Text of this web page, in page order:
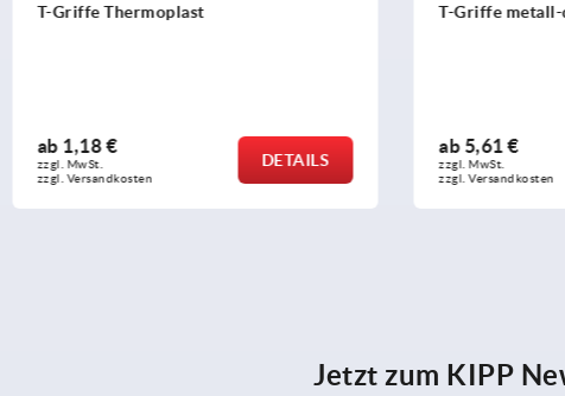
T-Griffe metall-detektierbar
ab 5,61 €
zzgl. MwSt.
zzgl. Versandkosten
DETAILS
T-Griffe
ab 5,09 €
zzgl. MwSt.
zzgl. Versandkosten
Jetzt zum KIPP